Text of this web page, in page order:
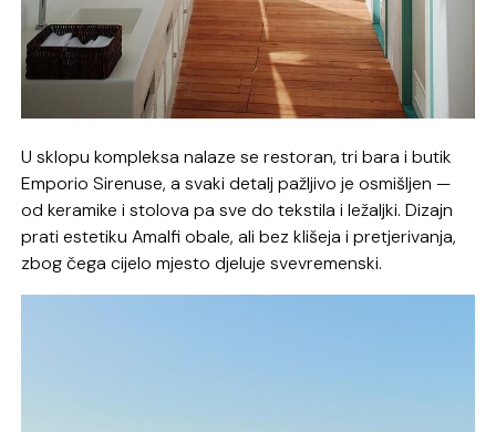
U sklopu kompleksa nalaze se restoran, tri bara i butik
Emporio Sirenuse, a svaki detalj pažljivo je osmišljen —
od keramike i stolova pa sve do tekstila i ležaljki. Dizajn
prati estetiku Amalfi obale, ali bez klišeja i pretjerivanja,
zbog čega cijelo mjesto djeluje svevremenski.